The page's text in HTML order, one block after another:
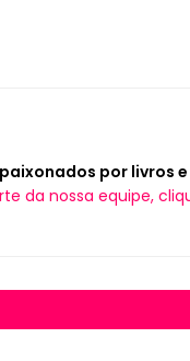
por livros
da nossa equipe,